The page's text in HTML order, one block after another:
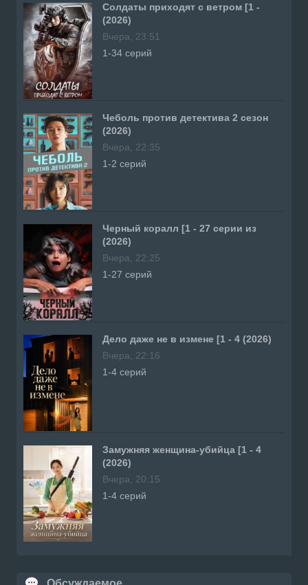
Солдаты приходят с ветром [1 -
(2026)
Вчера, 23:51
1-34 серий
Чеболь против детектива 2 сезон
(2026)
Вчера, 22:35
1-2 серий
Черный коралл [1 - 27 серии из
(2026)
Вчера, 22:25
1-27 серий
Дело даже не в измене [1 - 4 (2026)
Вчера, 22:16
1-4 серий
Замужняя женщина-убийца [1 - 4
(2026)
Вчера, 20:15
1-4 серий